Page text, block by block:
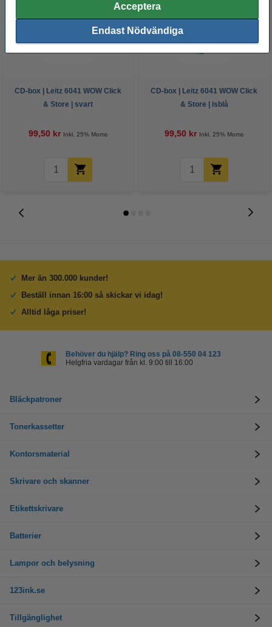
Acceptera
Endast Nödvändiga
CD-box | Leitz 6041 WOW Click
& Store | svart
99,50 kr Inkl. 25% Moms
CD-box | Leitz 6041 WOW Click
& Store | isblå
99,50 kr Inkl. 25% Moms
Mer än 300.000 kunder!
Beställ innan 16:00 så skickar vi idag!
Alltid låga priser!
Behöver du hjälp? Ring oss på 08-550 04 123
Helgfria vardagar från kl. 9:00 till 16:00
Bläckpatroner
Tonerkassetter
Kontorsmaterial
Skrivare och skanner
Etikettskrivare
Batterier
Lampor och belysning
123ink.se
Tillgänglighet